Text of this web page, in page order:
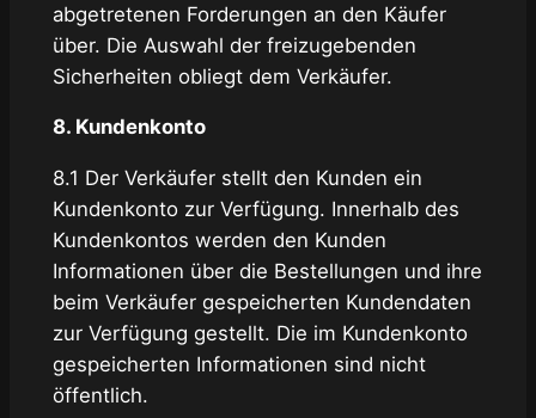
abgetretenen Forderungen an den Käufer
über. Die Auswahl der freizugebenden
Sicherheiten obliegt dem Verkäufer.
8. Kundenkonto
8.1 Der Verkäufer stellt den Kunden ein
Kundenkonto zur Verfügung. Innerhalb des
Kundenkontos werden den Kunden
Informationen über die Bestellungen und ihre
beim Verkäufer gespeicherten Kundendaten
zur Verfügung gestellt. Die im Kundenkonto
gespeicherten Informationen sind nicht
öffentlich.